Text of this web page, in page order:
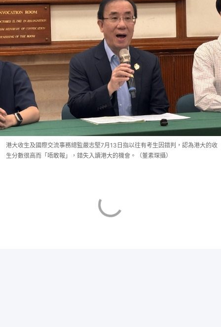
港大收生及國際交流事務總監嚴志堅7月13日指以往有考生因錯判，認為港大的收
生分數很高而「唔敢報」，錯失入讀港大的機會。（董素琛攝）